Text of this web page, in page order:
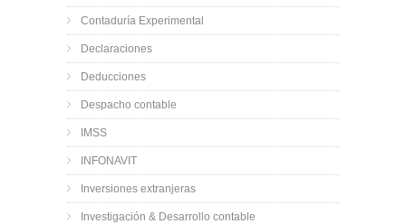
Contaduría Experimental
Declaraciones
Deducciones
Despacho contable
IMSS
INFONAVIT
Inversiones extranjeras
Investigación & Desarrollo contable